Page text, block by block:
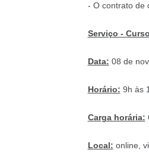
- O contrato de
Serviço -
Data: 08 de
Horário: 9h às
Carga horária:
Local: online,